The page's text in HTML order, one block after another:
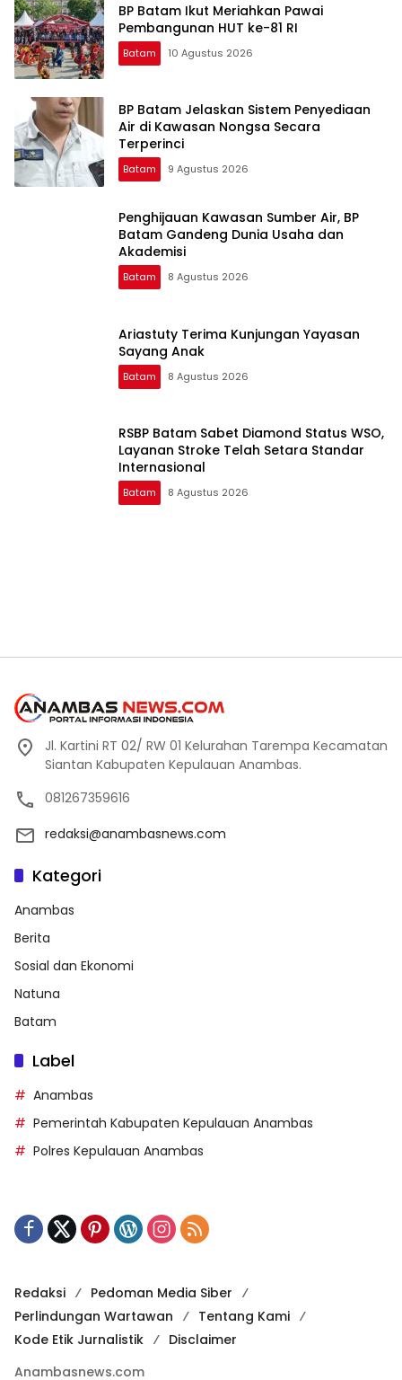
BP Batam Ikut Meriahkan Pawai
Pembangunan HUT ke-81 RI
Batam 10 Agustus 2026
BP Batam Jelaskan Sistem Penyediaan
Air di Kawasan Nongsa Secara
Terperinci
Batam 9 Agustus 2026
Penghijauan Kawasan Sumber Air, BP
Batam Gandeng Dunia Usaha dan
Akademisi
Batam 8 Agustus 2026
Ariastuty Terima Kunjungan Yayasan
Sayang Anak
Batam 8 Agustus 2026
RSBP Batam Sabet Diamond Status WSO,
Layanan Stroke Telah Setara Standar
Internasional
Batam 8 Agustus 2026
Jl. Kartini RT 02/ RW 01 Kelurahan Tarempa Kecamatan
Siantan Kabupaten Kepulauan Anambas.
081267359616
redaksi@anambasnews.com
Kategori
Anambas
Berita
Sosial dan Ekonomi
Natuna
Batam
Label
Anambas
Pemerintah Kabupaten Kepulauan Anambas
Polres Kepulauan Anambas
Redaksi
Pedoman Media Siber
Perlindungan Wartawan
Tentang Kami
Kode Etik Jurnalistik
Disclaimer
Anambasnews.com